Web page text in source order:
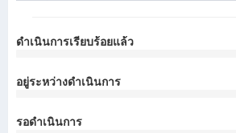
ดำเนินการเรียบร้อยแล้ว
อยู่ระหว่างดำเนินการ
รอดำเนินการ